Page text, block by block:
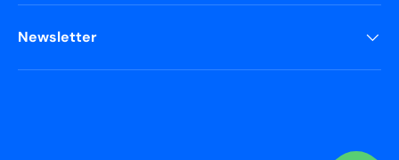
Newsletter